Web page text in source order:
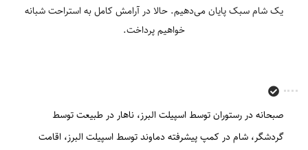
یک شام سبک پایان می‌دهیم. حالا در آرامش کامل به استراحت شبانه
خواهیم پرداخت.
صبحانه در رستوران توسط اسپیلت البرز ناهار در طبیعت توسط
گردشگر شام در کمپ پیشرفته دماوند توسط اسپیلت البرز اقامت